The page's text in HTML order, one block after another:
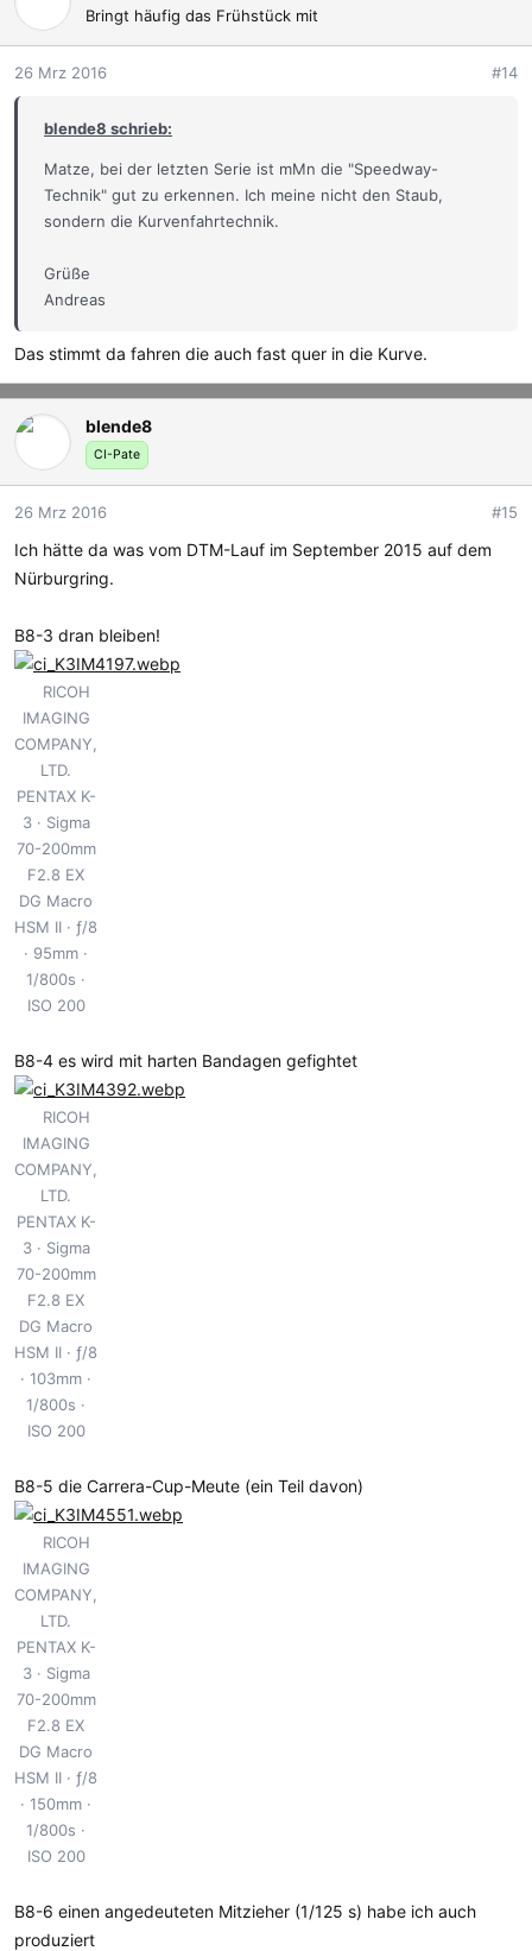
n
Bringt häufig das Frühstück mit
26 Mrz 2016 #14
blende8 schrieb:
Matze, bei der letzten Serie ist mMn die "Speedway-
Technik" gut zu erkennen. Ich meine nicht den Staub,
sondern die Kurvenfahrtechnik.
Grüße
Andreas
Das stimmt da fahren die auch fast quer in die Kurve.
blende8
CI-Pate
26 Mrz 2016 #15
Ich hätte da was vom DTM-Lauf im September 2015 auf dem
Nürburgring.
B8-3 dran bleiben!
RICOH
IMAGING
COMPANY,
LTD.
PENTAX K-
3
Sigma
70-200mm
F2.8 EX
DG Macro
HSM II
ƒ/8
95mm
1/800s
ISO 200
B8-4 es wird mit harten Bandagen gefightet
RICOH
IMAGING
COMPANY,
LTD.
PENTAX K-
3
Sigma
70-200mm
F2.8 EX
DG Macro
HSM II
ƒ/8
103mm
1/800s
ISO 200
B8-5 die Carrera-Cup-Meute (ein Teil davon)
RICOH
IMAGING
COMPANY,
LTD.
PENTAX K-
3
Sigma
70-200mm
F2.8 EX
DG Macro
HSM II
ƒ/8
150mm
1/800s
ISO 200
B8-6 einen angedeuteten Mitzieher (1/125 s) habe ich auch
produziert